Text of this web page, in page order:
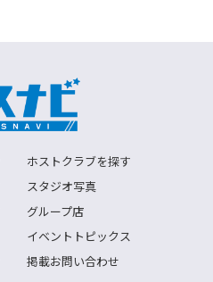
ホストクラブを探す
スタジオ写真
グループ店
イベントトピックス
掲載お問い合わせ